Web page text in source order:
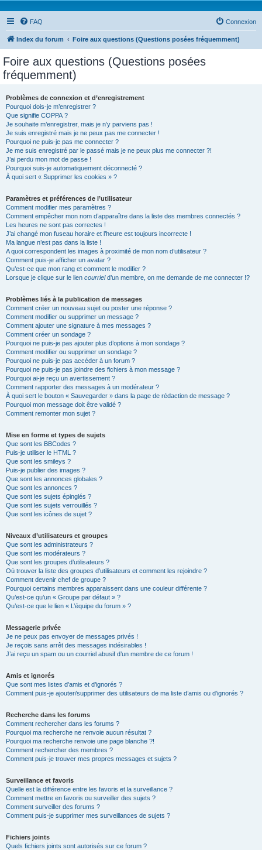
FAQ Connexion
Index du forum Foire aux questions (Questions posées fréquemment)
Foire aux questions (Questions posées
fréquemment)
Problèmes de connexion et d’enregistrement
Pourquoi dois-je m’enregistrer ?
Que signifie COPPA ?
Je souhaite m’enregistrer, mais je n’y parviens pas !
Je suis enregistré mais je ne peux pas me connecter !
Pourquoi ne puis-je pas me connecter ?
Je me suis enregistré par le passé mais je ne peux plus me connecter ?!
J’ai perdu mon mot de passe !
Pourquoi suis-je automatiquement déconnecté ?
À quoi sert « Supprimer les cookies » ?
Paramètres et préférences de l’utilisateur
Comment modifier mes paramètres ?
Comment empêcher mon nom d’apparaître dans la liste des membres connectés ?
Les heures ne sont pas correctes !
J’ai changé mon fuseau horaire et l’heure est toujours incorrecte !
Ma langue n’est pas dans la liste !
A quoi correspondent les images à proximité de mon nom d’utilisateur ?
Comment puis-je afficher un avatar ?
Qu’est-ce que mon rang et comment le modifier ?
Lorsque je clique sur le lien courrield’un membre, on me demande de me connecter !?
Problèmes liés à la publication de messages
Comment créer un nouveau sujet ou poster une réponse ?
Comment modifier ou supprimer un message ?
Comment ajouter une signature à mes messages ?
Comment créer un sondage ?
Pourquoi ne puis-je pas ajouter plus d’options à mon sondage ?
Comment modifier ou supprimer un sondage ?
Pourquoi ne puis-je pas accéder à un forum ?
Pourquoi ne puis-je pas joindre des fichiers à mon message ?
Pourquoi ai-je reçu un avertissement ?
Comment rapporter des messages à un modérateur ?
À quoi sert le bouton « Sauvegarder » dans la page de rédaction de message ?
Pourquoi mon message doit être validé ?
Comment remonter mon sujet ?
Mise en forme et types de sujets
Que sont les BBCodes ?
Puis-je utiliser le HTML ?
Que sont les smileys ?
Puis-je publier des images ?
Que sont les annonces globales ?
Que sont les annonces ?
Que sont les sujets épinglés ?
Que sont les sujets verrouillés ?
Que sont les icônes de sujet ?
Niveaux d’utilisateurs et groupes
Que sont les administrateurs ?
Que sont les modérateurs ?
Que sont les groupes d’utilisateurs ?
Où trouver la liste des groupes d’utilisateurs et comment les rejoindre ?
Comment devenir chef de groupe ?
Pourquoi certains membres apparaissent dans une couleur différente ?
Qu’est-ce qu’un « Groupe par défaut » ?
Qu’est-ce que le lien « L’équipe du forum » ?
Messagerie privée
Je ne peux pas envoyer de messages privés !
Je reçois sans arrêt des messages indésirables !
J’ai reçu un spam ou un courriel abusif d’un membre de ce forum !
Amis et ignorés
Que sont mes listes d’amis et d’ignorés ?
Comment puis-je ajouter/supprimer des utilisateurs de ma liste d’amis ou d’ignorés ?
Recherche dans les forums
Comment rechercher dans les forums ?
Pourquoi ma recherche ne renvoie aucun résultat ?
Pourquoi ma recherche renvoie une page blanche ?!
Comment rechercher des membres ?
Comment puis-je trouver mes propres messages et sujets ?
Surveillance et favoris
Quelle est la différence entre les favoris et la surveillance ?
Comment mettre en favoris ou surveiller des sujets ?
Comment surveiller des forums ?
Comment puis-je supprimer mes surveillances de sujets ?
Fichiers joints
Quels fichiers joints sont autorisés sur ce forum ?